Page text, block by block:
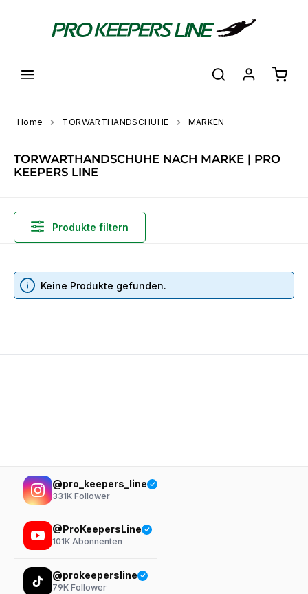
Home TORWARTHANDSCHUHE MARKEN
TORWARTHANDSCHUHE NACH MARKE | PRO
KEEPERS LINE
Produkte filtern
Keine Produkte gefunden.
@pro_keepers_line
331K Follower
@ProKeepersLine
101K Abonnenten
@prokeepersline
79K Follower